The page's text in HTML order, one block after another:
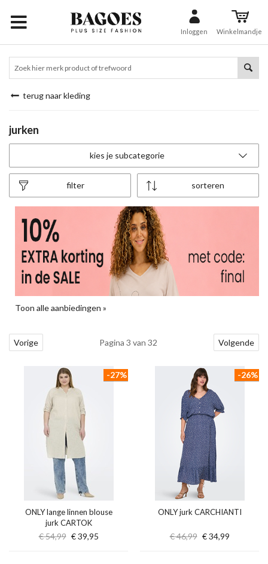
Inloggen Winkelmandje
terug naar kleding
jurken
kies je subcategorie
sorteren
filter
Toon alle aanbiedingen »
Vorige Pagina 3 van 32 Volgende
ONLY lange linnen blouse
jurk CARTOK
€ 54,99 € 39,95
-27%
ONLY jurk CARCHIANTI
€ 46,99 € 34,99
-26%